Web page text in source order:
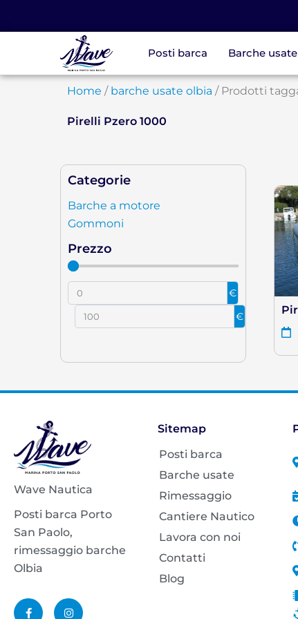
Posti barca Barche usate
Home / barche usate olbia / Prodotti
Pirelli Pzero 1000
Categorie
Barche a motore
Gommoni
Prezzo
€
€
Wave Nautica
Posti barca Porto
San Paolo,
rimessaggio barche
Olbia
a
c
n
s
Sitemap
Posti barca
Barche usate
Rimessaggio
Cantiere Nautico
Lavora con noi
Contatti
Blog